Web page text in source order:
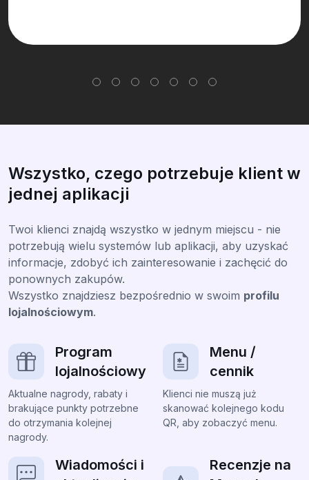
Wszystko, czego potrzebuje klient w
jednej aplikacji
Twoi klienci znajdą wszystko w jednym miejscu - nie
potrzebują wielu systemów lub aplikacji, aby uzyskać
informacje, zdobyć ich zainteresowanie i zachęcić do
ponownych zakupów.
Wszystko znajdziesz bezpośrednio w swoim profilu
lojalnościowym.
Program
lojalnościowy
Aktualne nagrody, rabaty i
brakujące punkty potrzebne
do otrzymania kolejnej
nagrody.
Menu /
cennik
Klienci nie muszą już
skanować kolejnego kodu
QR, aby zobaczyć menu.
Wiadomości i
Recenzje na